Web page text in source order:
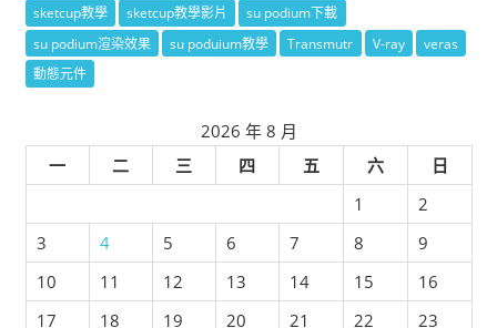
sketcup教學
sketcup教學影片
su podium下載
su podium渲染效果
su poduium教學 Transmutr V-ray
veras
動態元件
2026 年 8 月
一
二 三 四 五 六
日
1
2
3
4 5 6 7 8
9
10
11 12 13 14 15
16
17
18 19 20 21 22
23